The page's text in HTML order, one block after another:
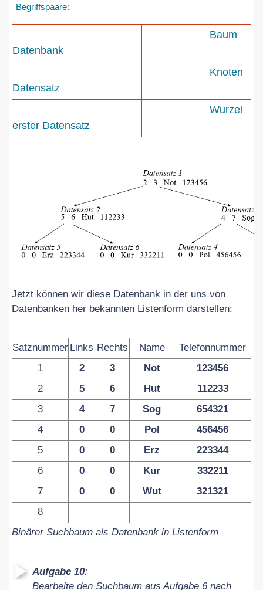
Begriffspaare:
Datenbank
Baum
Datensatz
Knoten
erster Datensatz
Wurzel
Jetzt können wir diese Datenbank in der uns von
Datenbanken her bekannten Listenform darstellen:
Satznummer Links Rechts Name
Telefonnummer
1
2 3 Not
123456
2
5 6 Hut
112233
3
4 7 Sog
654321
4
0 0 Pol
456456
5
0 0 Erz
223344
6
0 0 Kur
332211
7
0 0 Wut
321321
8
Binärer Suchbaum als Datenbank in Listenform
Aufgabe 10:
Bearbeite den Suchbaum aus Aufgabe 6 nach